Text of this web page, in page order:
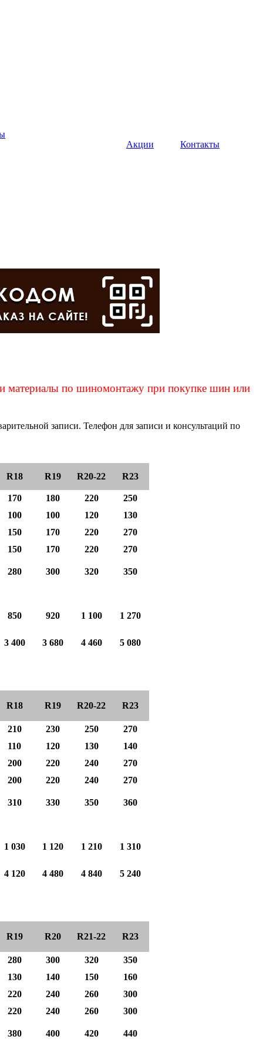
Акции Контакты
и материалы по шиномонтажу при покупке шин или
записи. Телефон для записи и консультаций по
R18 R19 R20-22 R23
170 180 220
250
100 100 120
130
150 170 220
270
150 170 220
270
280 300 320 350
850 920 1 100 1 270
3 400 3 680 4 460 5 080
R18 R19 R20-22 R23
210 230 250
270
110 120 130
140
200 220 240
270
200 220 240
270
310 330 350 360
1 030 1 120 1 210 1 310
4 120 4 480 4 840 5 240
R19 R20 R21-22 R23
280 300 320
350
130 140 150
160
220 240 260
300
220 240 260
300
380 400 420 440